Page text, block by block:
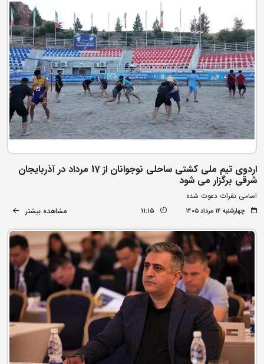
اردوی تیم ملی کشتی ساحلی نوجوانان از 17 مرداد در آذربایجان
شرقی برگزار می شود
اسامی نفرات دعوت شده
چهارشنبه ۱۴ مرداد ۱۴۰۵ 11:15 مشاهده بیشتر